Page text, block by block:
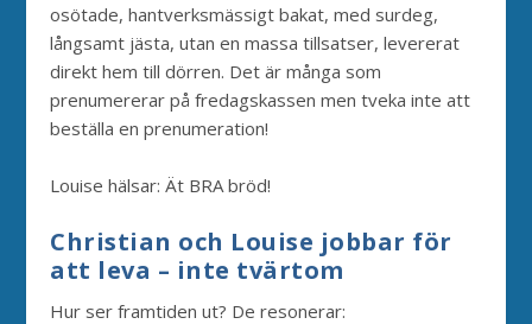
osötade, hantverksmässigt bakat, med surdeg,
långsamt jästa, utan en massa tillsatser, levererat
direkt hem till dörren. Det är många som
prenumererar på fredagskassen men tveka inte att
beställa en prenumeration!
Louise hälsar: Ät BRA bröd!
Christian och Louise jobbar för
att leva – inte tvärtom
Hur ser framtiden ut? De resonerar: